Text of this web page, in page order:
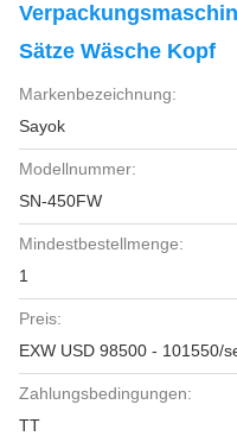
Sätze Wäsche Kopf
Markenbezeichnung:
Sayok
Modellnummer:
SN-450FW
Mindestbestellmenge:
1
Preis:
EXW USD 98500 - 101550/
Zahlungsbedingungen:
TT